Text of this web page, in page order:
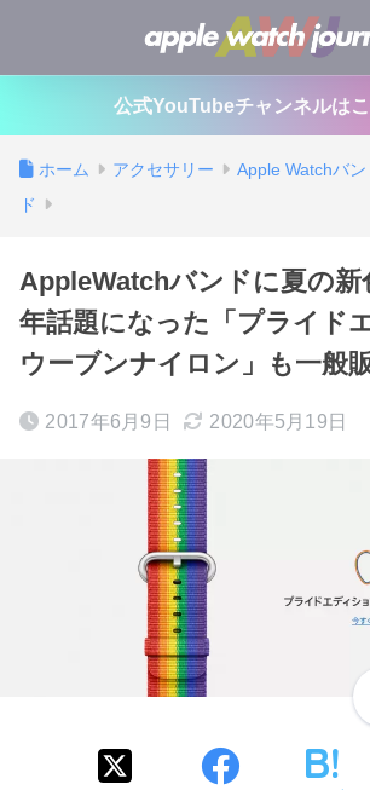
公式YouTubeチャンネルはこ
ホーム アクセサリー Apple Watchバン
ド
AppleWatchバンドに夏の新
年話題になった「プライド
ウーブンナイロン」も一般
2017年6月9日 2020年5月19日